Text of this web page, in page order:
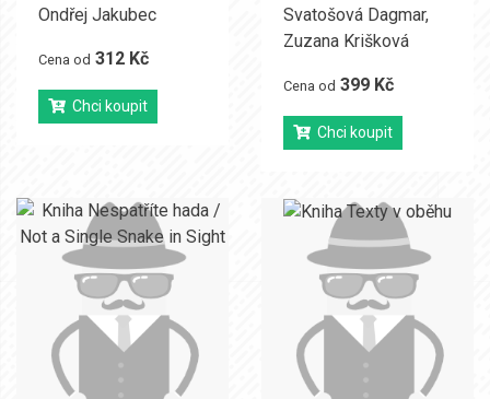
Ondřej Jakubec
Cena od 312 Kč
Chci koupit
Svatošová Dagmar,
Zuzana Krišková
Cena od 399 Kč
Chci koupit